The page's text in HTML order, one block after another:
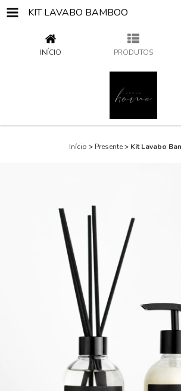
KIT LAVABO BAMBOO
INÍCIO PRODUTOS
Início > Presente> Kit Lavabo